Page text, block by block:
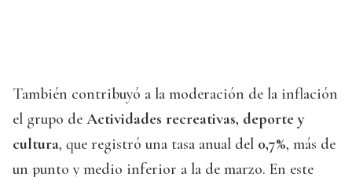
También contribuyó a la moderación de la inflación
el grupo de Actividades recreativas, deporte y
cultura, que registró una tasa anual del 0,7%, más de
un punto y medio inferior a la de marzo. En este